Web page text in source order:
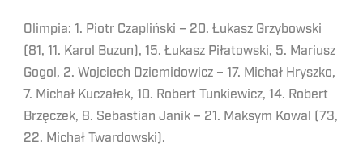
Olimpia: 1. Piotr Czapliński – 20. Łukasz Grzybowski
(81, 11. Karol Buzun), 15. Łukasz Piłatowski, 5. Mariusz
Gogol, 2. Wojciech Dziemidowicz – 17. Michał Hryszko,
7. Michał Kuczałek, 10. Robert Tunkiewicz, 14. Robert
Brzęczek, 8. Sebastian Janik – 21. Maksym Kowal (73,
22. Michał Twardowski).